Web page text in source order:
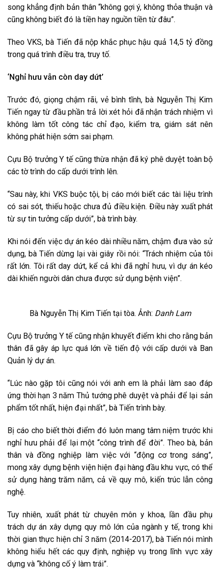
song khẳng định bản thân “không gợi ý, không thỏa thuận và
cũng không biết đó là tiền hay nguồn tiền từ đâu”.
Theo VKS, bà Tiến đã nộp khắc phục hậu quả 14,5 tỷ đồng
trong quá trình điều tra, truy tố.
‘Nghỉ hưu vẫn còn day dứt’
Trước đó, giọng chậm rãi, vẻ bình tĩnh, bà Nguyễn Thị Kim
Tiến ngay từ đầu phần trả lời xét hỏi đã nhận trách nhiệm vì
không làm tốt công tác chỉ đạo, kiểm tra, giám sát nên
không phát hiện sớm sai phạm.
Cựu Bộ trưởng Y tế cũng thừa nhận đã ký phê duyệt toàn bộ
các tờ trình do cấp dưới trình lên.
“Sau này, khi VKS buộc tội, bị cáo mới biết các tài liệu trình
có sai sót, thiếu hoặc chưa đủ điều kiện. Điều này xuất phát
từ sự tin tưởng cấp dưới”, bà trình bày.
Khi nói đến việc dự án kéo dài nhiều năm, chậm đưa vào sử
dụng, bà Tiến dừng lại vài giây rồi nói: “Trách nhiệm của tôi
rất lớn. Tôi rất day dứt, kể cả khi đã nghỉ hưu, vì dự án kéo
dài khiến người dân chưa được sử dụng bệnh viện”.
Bà Nguyễn Thị Kim Tiến tại tòa. Ảnh: Danh Lam
Cựu Bộ trưởng Y tế cũng nhận khuyết điểm khi cho rằng bản
thân đã gây áp lực quá lớn về tiến độ với cấp dưới và Ban
Quản lý dự án.
“Lúc nào gặp tôi cũng nói với anh em là phải làm sao đáp
ứng thời hạn 3 năm Thủ tướng phê duyệt và phải để lại sản
phẩm tốt nhất, hiện đại nhất”, bà Tiến trình bày.
Bị cáo cho biết thời điểm đó luôn mang tâm niệm trước khi
nghỉ hưu phải để lại một “công trình để đời”. Theo bà, bản
thân và đồng nghiệp làm việc với “động cơ trong sáng”,
mong xây dựng bệnh viện hiện đại hàng đầu khu vực, có thể
sử dụng hàng trăm năm, cả về quy mô, kiến trúc lẫn công
nghệ.
Tuy nhiên, xuất phát từ chuyên môn y khoa, lần đầu phụ
trách dự án xây dựng quy mô lớn của ngành y tế, trong khi
thời gian thực hiện chỉ 3 năm (2014-2017), bà Tiến nói mình
không hiểu hết các quy định, nghiệp vụ trong lĩnh vực xây
dựng và “không cố ý làm trái”.